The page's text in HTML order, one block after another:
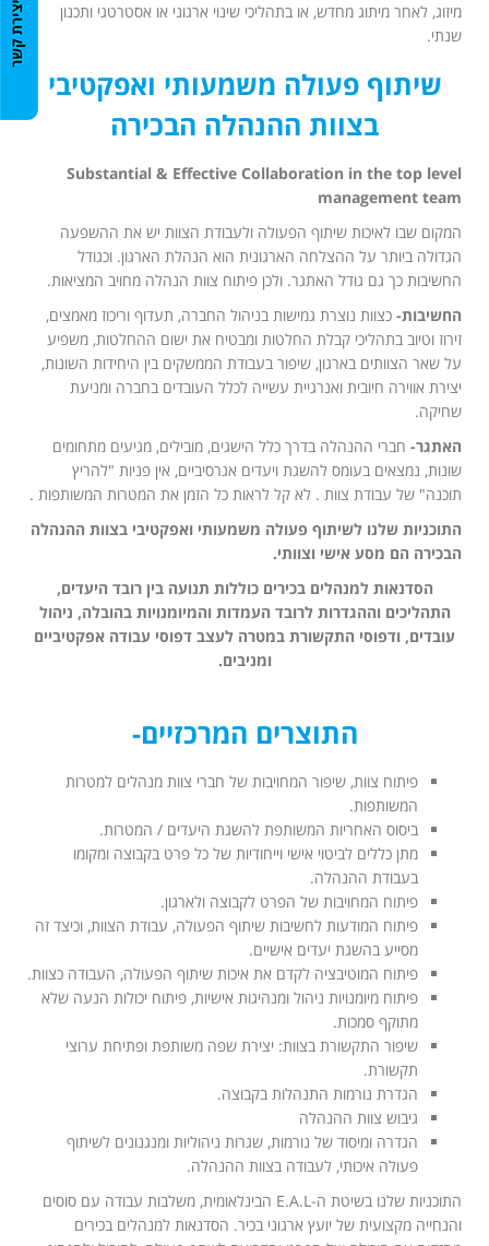
מיזוג, לאחר מיתוג מחדש, או בתהליכי שינוי ארגוני או אסטרטגי ותכנון
שנתי.
שיתוף פעולה משמעותי ואפקטיבי
בצוות ההנהלה הבכירה
Substantial & Effective Collaboration in the top level
management team
המקום שבו לאיכות שיתוף הפעולה ולעבודת הצוות יש את ההשפעה
הגדולה ביותר על ההצלחה הארגונית הוא הנהלת הארגון. וכגודל
החשיבות כך גם גודל האתגר. ולכן פיתוח צוות הנהלה מחויב המציאות.
החשיבות-כצוות נוצרת גמישות בניהול החברה, תעדוף וריכוז מאמצים,
זירוז וטיוב בתהליכי קבלת החלטות ומבטיח את ישום ההחלטות, משפיע
על שאר הצוותים בארגון, שיפור בעבודת הממשקים בין היחידות השונות,
יצירת אווירה חיובית ואנרגיית עשייה לכלל העובדים בחברה ומניעת
שחיקה.
האתגר-חברי ההנהלה בדרך כלל הישגים, מובילים, מגיעים מתחומים
שונות, נמצאים בעומס להשגת ויעדים אגרסיביים, אין פניות "להריץ
תוכנה" של עבודת צוות . לא קל לראות כל הזמן את המטרות המשותפות .
התוכניות שלנו לשיתוף פעולה משמעותי ואפקטיבי בצוות ההנהלה
הבכירה הם מסע אישי וצוותי.
הסדנאות למנהלים בכירים כוללות תנועהבין רובד היעדים,
התהליכים וההגדרות לרובד העמדות והמיומנויות בהובלה, ניהול
עובדים, ודפוסי התקשורת במטרה לעצב דפוסי עבודה אפקטיביים
ומניבים.
התוצרים המרכזיים-
פיתוח צוות, שיפור המחויבות של חברי צוות מנהלים למטרות
המשותפות.
ביסוס האחריות המשותפת להשגת היעדים / המטרות.
מתן כללים לביטוי אישי וייחודיות של כל פרט בקבוצה ומקומו
בעבודת ההנהלה.
פיתוח המחויבות של הפרט לקבוצה ולארגון.
פיתוח המודעות לחשיבות שיתוף הפעולה, עבודת הצוות, וכיצד זה
מסייע בהשגת יעדים אישיים.
פיתוח המוטיבציה לקדם את איכות שיתוף הפעולה, העבודה כצוות.
פיתוח מיומנויות ניהול ומנהיגות אישיות, פיתוח יכולות הנעה שלא
מתוקף סמכות.
שיפור התקשורת בצוות: יצירת שפה משותפת ופתיחת ערוצי
תקשורת.
הגדרת נורמות התנהלות בקבוצה.
גיבוש צוות ההנהלה
הגדרה ומיסוד של נורמות, שגרות ניהוליות ומנגנונים לשיתוף
פעולה איכותי, לעבודה בצוות ההנהלה.
התוכניות שלנו בשיטת ה-E.A.L הבינלאומית, משלבות עבודה עם סוסים
והנחייה מקצועית של יועץ ארגוני בכיר. הסדנאות למנהלים בכירים